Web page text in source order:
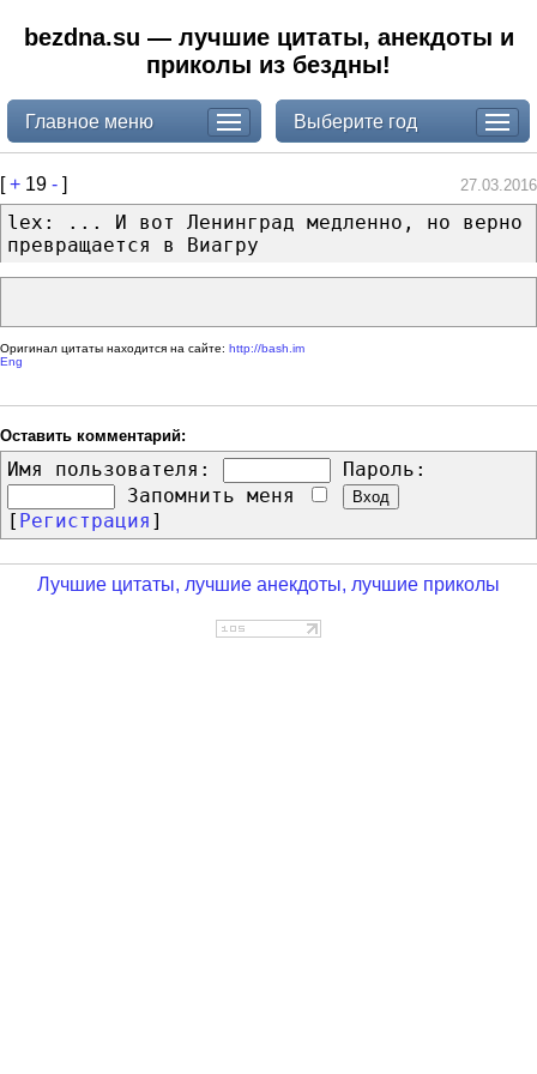
bezdna.su — лучшие цитаты, анекдоты и
приколы из бездны!
Главное меню Выберите год
[+ 19 - ] 27.03.2016
lex: ... И вот Ленинград медленно, но верно
превращается в Виагру
Оригинал цитаты находится на сайте: http://bash.im
Eng
Оставить комментарий:
Имя пользователя:
Пароль:
Запомнить меня
[ Регистрация ]
Лучшие цитаты, лучшие анекдоты, лучшие приколы